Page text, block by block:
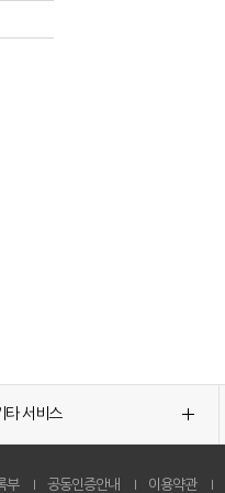
타 서비스
부 공동인증안내 이용약관